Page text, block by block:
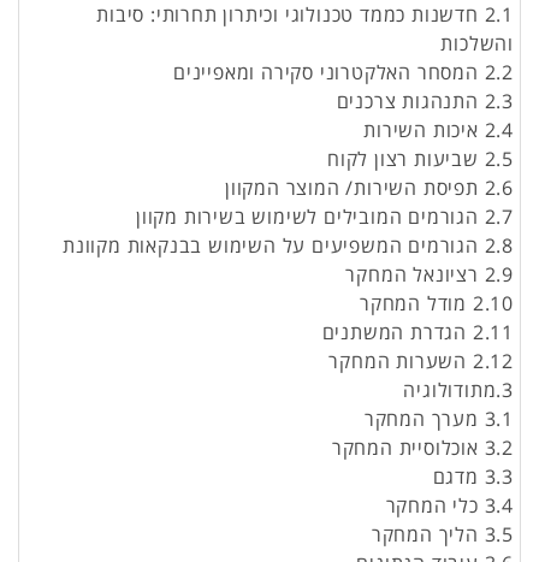
2.1 חדשנות כממד טכנולוגי וכיתרון תחרותי: סיבות
והשלכות
2.2 המסחר האלקטרוני סקירה ומאפיינים
2.3 התנהגות צרכנים
2.4 איכות השירות
2.5 שביעות רצון לקוח
2.6 תפיסת השירות/ המוצר המקוון
2.7 הגורמים המובילים לשימוש בשירות מקוון
2.8 הגורמים המשפיעים על השימוש בבנקאות מקוונת
2.9 רציונאל המחקר
2.10 מודל המחקר
2.11 הגדרת המשתנים
2.12 השערות המחקר
3.מתודולוגיה
3.1 מערך המחקר
3.2 אוכלוסיית המחקר
3.3 מדגם
3.4 כלי המחקר
3.5 הליך המחקר